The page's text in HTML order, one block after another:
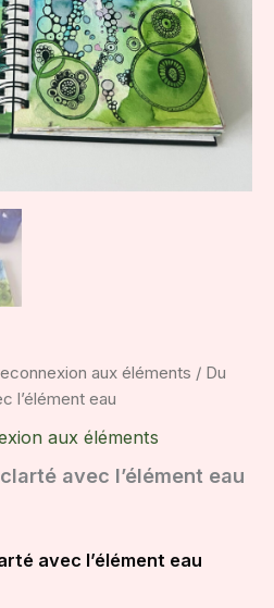
aux éléments / Du
l’élément eau
aux éléments
avec l’élément eau
avec l’élément eau